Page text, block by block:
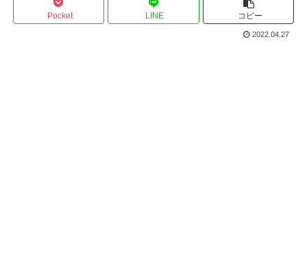
Pocket LINE コピー
2022.04.27